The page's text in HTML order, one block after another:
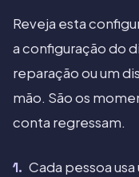
Reveja esta
a configuração do
reparação ou um
mão. São os
conta regressam.
Cada pessoa